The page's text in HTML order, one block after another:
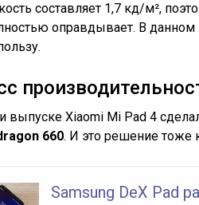
составляет 1,7 кд/м²,
оправдывает. В
выпуске Xiaomi Mi Pad 4
660. И это решение тоже
Samsung DeX Pad